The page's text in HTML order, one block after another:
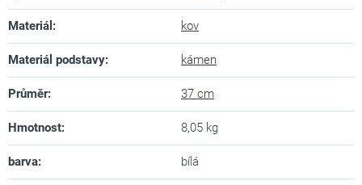
Materiál : kov
Materiál podstavy: kámen
Průměr: 37 cm
Hmotnost: 8,05 kg
barva: bílá